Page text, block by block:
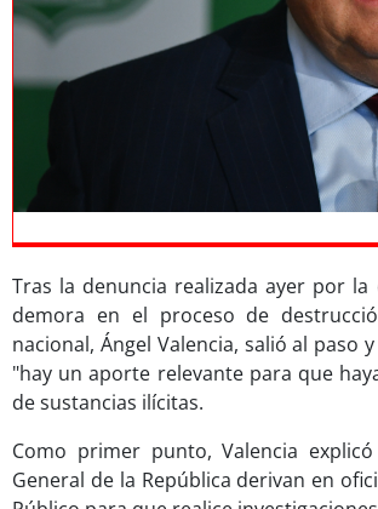
Tras la denuncia realizada ayer por
demora en el proceso de
nacional, Ángel Valencia, salió al paso
"hay un aporte relevante para que
de sustancias ilícitas.
Como primer punto, Valencia
General de la República derivan en